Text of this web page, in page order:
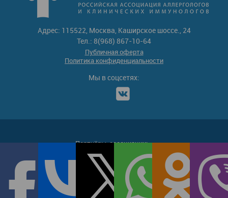
Адрес: 115522, Москва, Каширское шоссе., 24
Тел.: 8(968) 867-10-64
Публичная оферта
Политика конфиденциальности
Мы в соцсетях:
Партнёры-ассоциации: